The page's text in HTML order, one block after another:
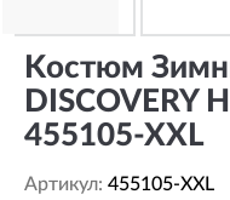
Kостюм
DISCOVERY
455105-XXL
Артикул: 455105-XXL